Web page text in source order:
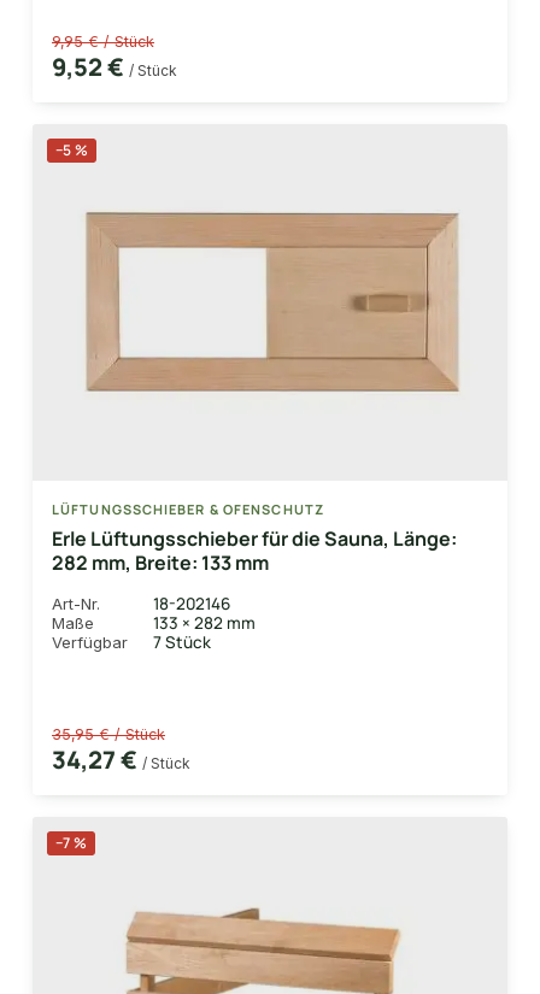
9,95 € / Stück
9,52 € / Stück
−5 %
LÜFTUNGSSCHIEBER & OFENSCHUTZ
Erle Lüftungsschieber für die Sauna, Länge:
282 mm, Breite: 133 mm
Art-Nr. 18-202146
Maße 133 × 282 mm
Verfügbar 7 Stück
35,95 € / Stück
34,27 € / Stück
−7 %